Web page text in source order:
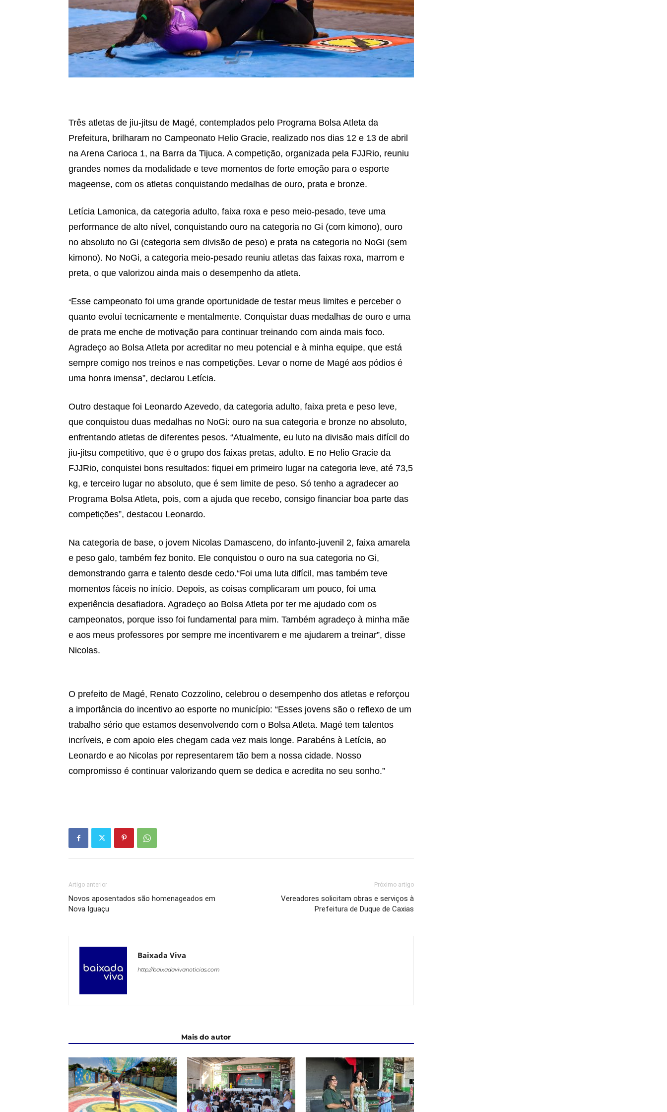
Três atletas de jiu-jitsu de Magé, contemplados pelo Programa Bolsa Atleta da
Prefeitura, brilharam no Campeonato Helio Gracie, realizado nos dias 12 e 13 de abril
na Arena Carioca 1, na Barra da Tijuca. A competição, organizada pela FJJRio, reuniu
grandes nomes da modalidade e teve momentos de forte emoção para o esporte
mageense, com os atletas conquistando medalhas de ouro, prata e bronze.
Letícia Lamonica, da categoria adulto, faixa roxa e peso meio-pesado, teve uma
performance de alto nível, conquistando ouro na categoria no Gi (com kimono), ouro
no absoluto no Gi (categoria sem divisão de peso) e prata na categoria no NoGi (sem
kimono). No NoGi, a categoria meio-pesado reuniu atletas das faixas roxa, marrom e
preta, o que valorizou ainda mais o desempenho da atleta.
“Esse campeonato foi uma grande oportunidade de testar meus limites e perceber o
quanto evoluí tecnicamente e mentalmente. Conquistar duas medalhas de ouro e uma
de prata me enche de motivação para continuar treinando com ainda mais foco.
Agradeço ao Bolsa Atleta por acreditar no meu potencial e à minha equipe, que está
sempre comigo nos treinos e nas competições. Levar o nome de Magé aos pódios é
uma honra imensa”, declarou Letícia.
Outro destaque foi Leonardo Azevedo, da categoria adulto, faixa preta e peso leve,
que conquistou duas medalhas no NoGi: ouro na sua categoria e bronze no absoluto,
enfrentando atletas de diferentes pesos. “Atualmente, eu luto na divisão mais difícil do
jiu-jitsu competitivo, que é o grupo dos faixas pretas, adulto. E no Helio Gracie da
FJJRio, conquistei bons resultados: fiquei em primeiro lugar na categoria leve, até 73,5
kg, e terceiro lugar no absoluto, que é sem limite de peso. Só tenho a agradecer ao
Programa Bolsa Atleta, pois, com a ajuda que recebo, consigo financiar boa parte das
competições”, destacou Leonardo.
Na categoria de base, o jovem Nicolas Damasceno, do infanto-juvenil 2, faixa amarela
e peso galo, também fez bonito. Ele conquistou o ouro na sua categoria no Gi,
demonstrando garra e talento desde cedo.“Foi uma luta difícil, mas também teve
momentos fáceis no início. Depois, as coisas complicaram um pouco, foi uma
experiência desafiadora. Agradeço ao Bolsa Atleta por ter me ajudado com os
campeonatos, porque isso foi fundamental para mim. Também agradeço à minha mãe
e aos meus professores por sempre me incentivarem e me ajudarem a treinar”, disse
Nicolas.
O prefeito de Magé, Renato Cozzolino, celebrou o desempenho dos atletas e reforçou
a importância do incentivo ao esporte no município: “Esses jovens são o reflexo de um
trabalho sério que estamos desenvolvendo com o Bolsa Atleta. Magé tem talentos
incríveis, e com apoio eles chegam cada vez mais longe. Parabéns à Letícia, ao
Leonardo e ao Nicolas por representarem tão bem a nossa cidade. Nosso
compromisso é continuar valorizando quem se dedica e acredita no seu sonho.”
Artigo anterior
Novos aposentados são homenageados em
Nova Iguaçu
Próximo artigo
Vereadores solicitam obras e serviços à
Prefeitura de Duque de Caxias
Baixada Viva
http://baixadavivanoticias.com
Mais do autor